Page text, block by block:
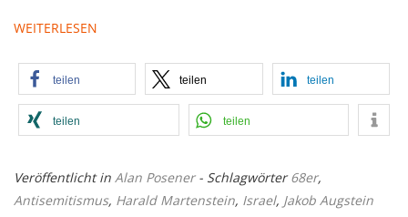
WEITERLESEN
teilen teilen teilen
teilen teilen
Veröffentlicht in Alan Posener - Schlagwörter68er,
Antisemitismus, Harald Martenstein, Israel, Jakob Augstein